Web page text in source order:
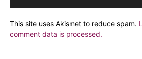
This site uses Akismet to reduce spam.
comment data is processed.